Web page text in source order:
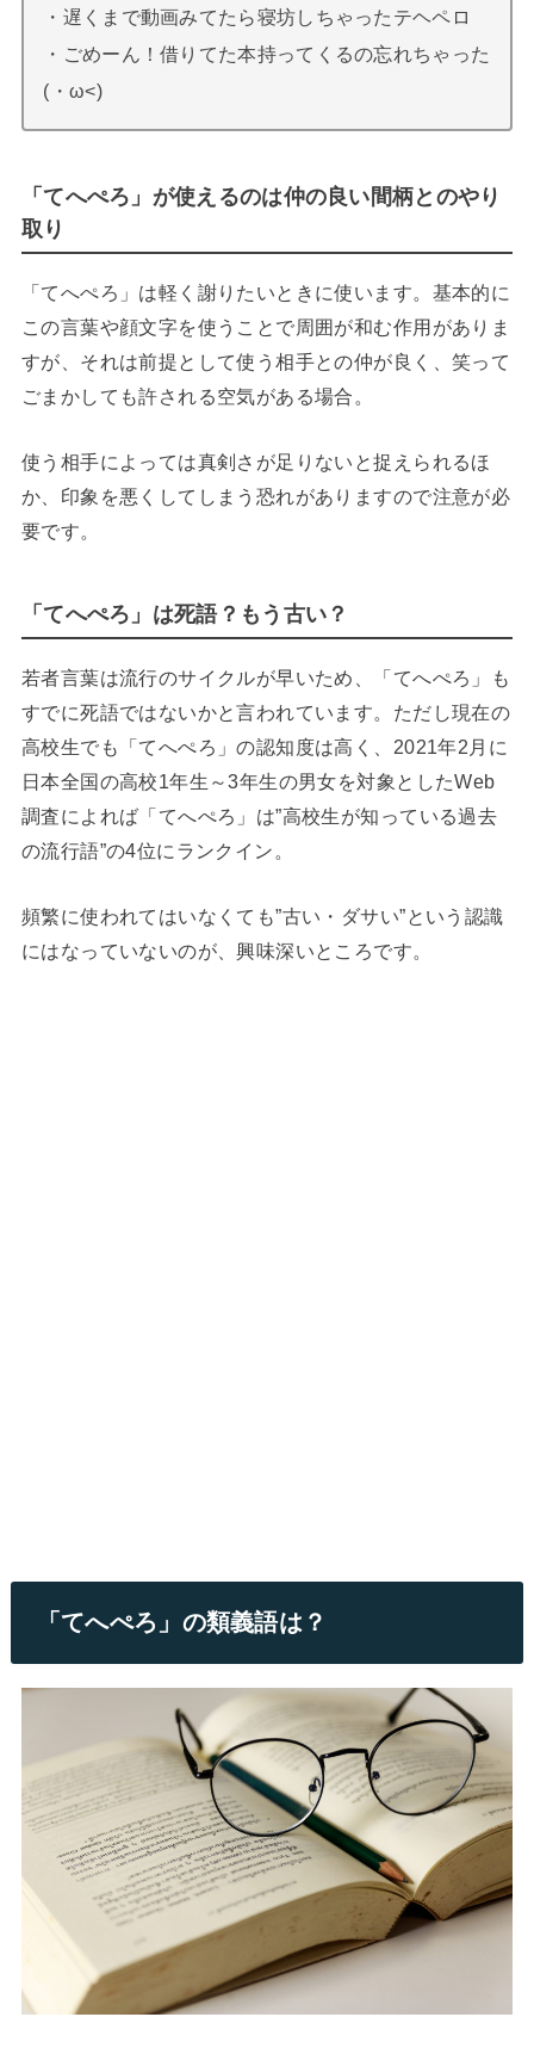
・遅くまで動画みてたら寝坊しちゃったテヘペロ
・ごめーん！借りてた本持ってくるの忘れちゃった
(・ω<)
「てへぺろ」が使えるのは仲の良い間柄とのやり
取り
「てへぺろ」は軽く謝りたいときに使います。基本的に
この言葉や顔文字を使うことで周囲が和む作用がありま
すが、それは前提として使う相手との仲が良く、笑って
ごまかしても許される空気がある場合。
使う相手によっては真剣さが足りないと捉えられるほ
か、印象を悪くしてしまう恐れがありますので注意が必
要です。
「てへぺろ」は死語？もう古い？
若者言葉は流行のサイクルが早いため、「てへぺろ」も
すでに死語ではないかと言われています。ただし現在の
高校生でも「てへぺろ」の認知度は高く、2021年2月に
日本全国の高校1年生～3年生の男女を対象としたWeb
調査によれば「てへぺろ」は”高校生が知っている過去
の流行語”の4位にランクイン。
頻繁に使われてはいなくても”古い・ダサい”という認識
にはなっていないのが、興味深いところです。
「てへぺろ」の類義語は？